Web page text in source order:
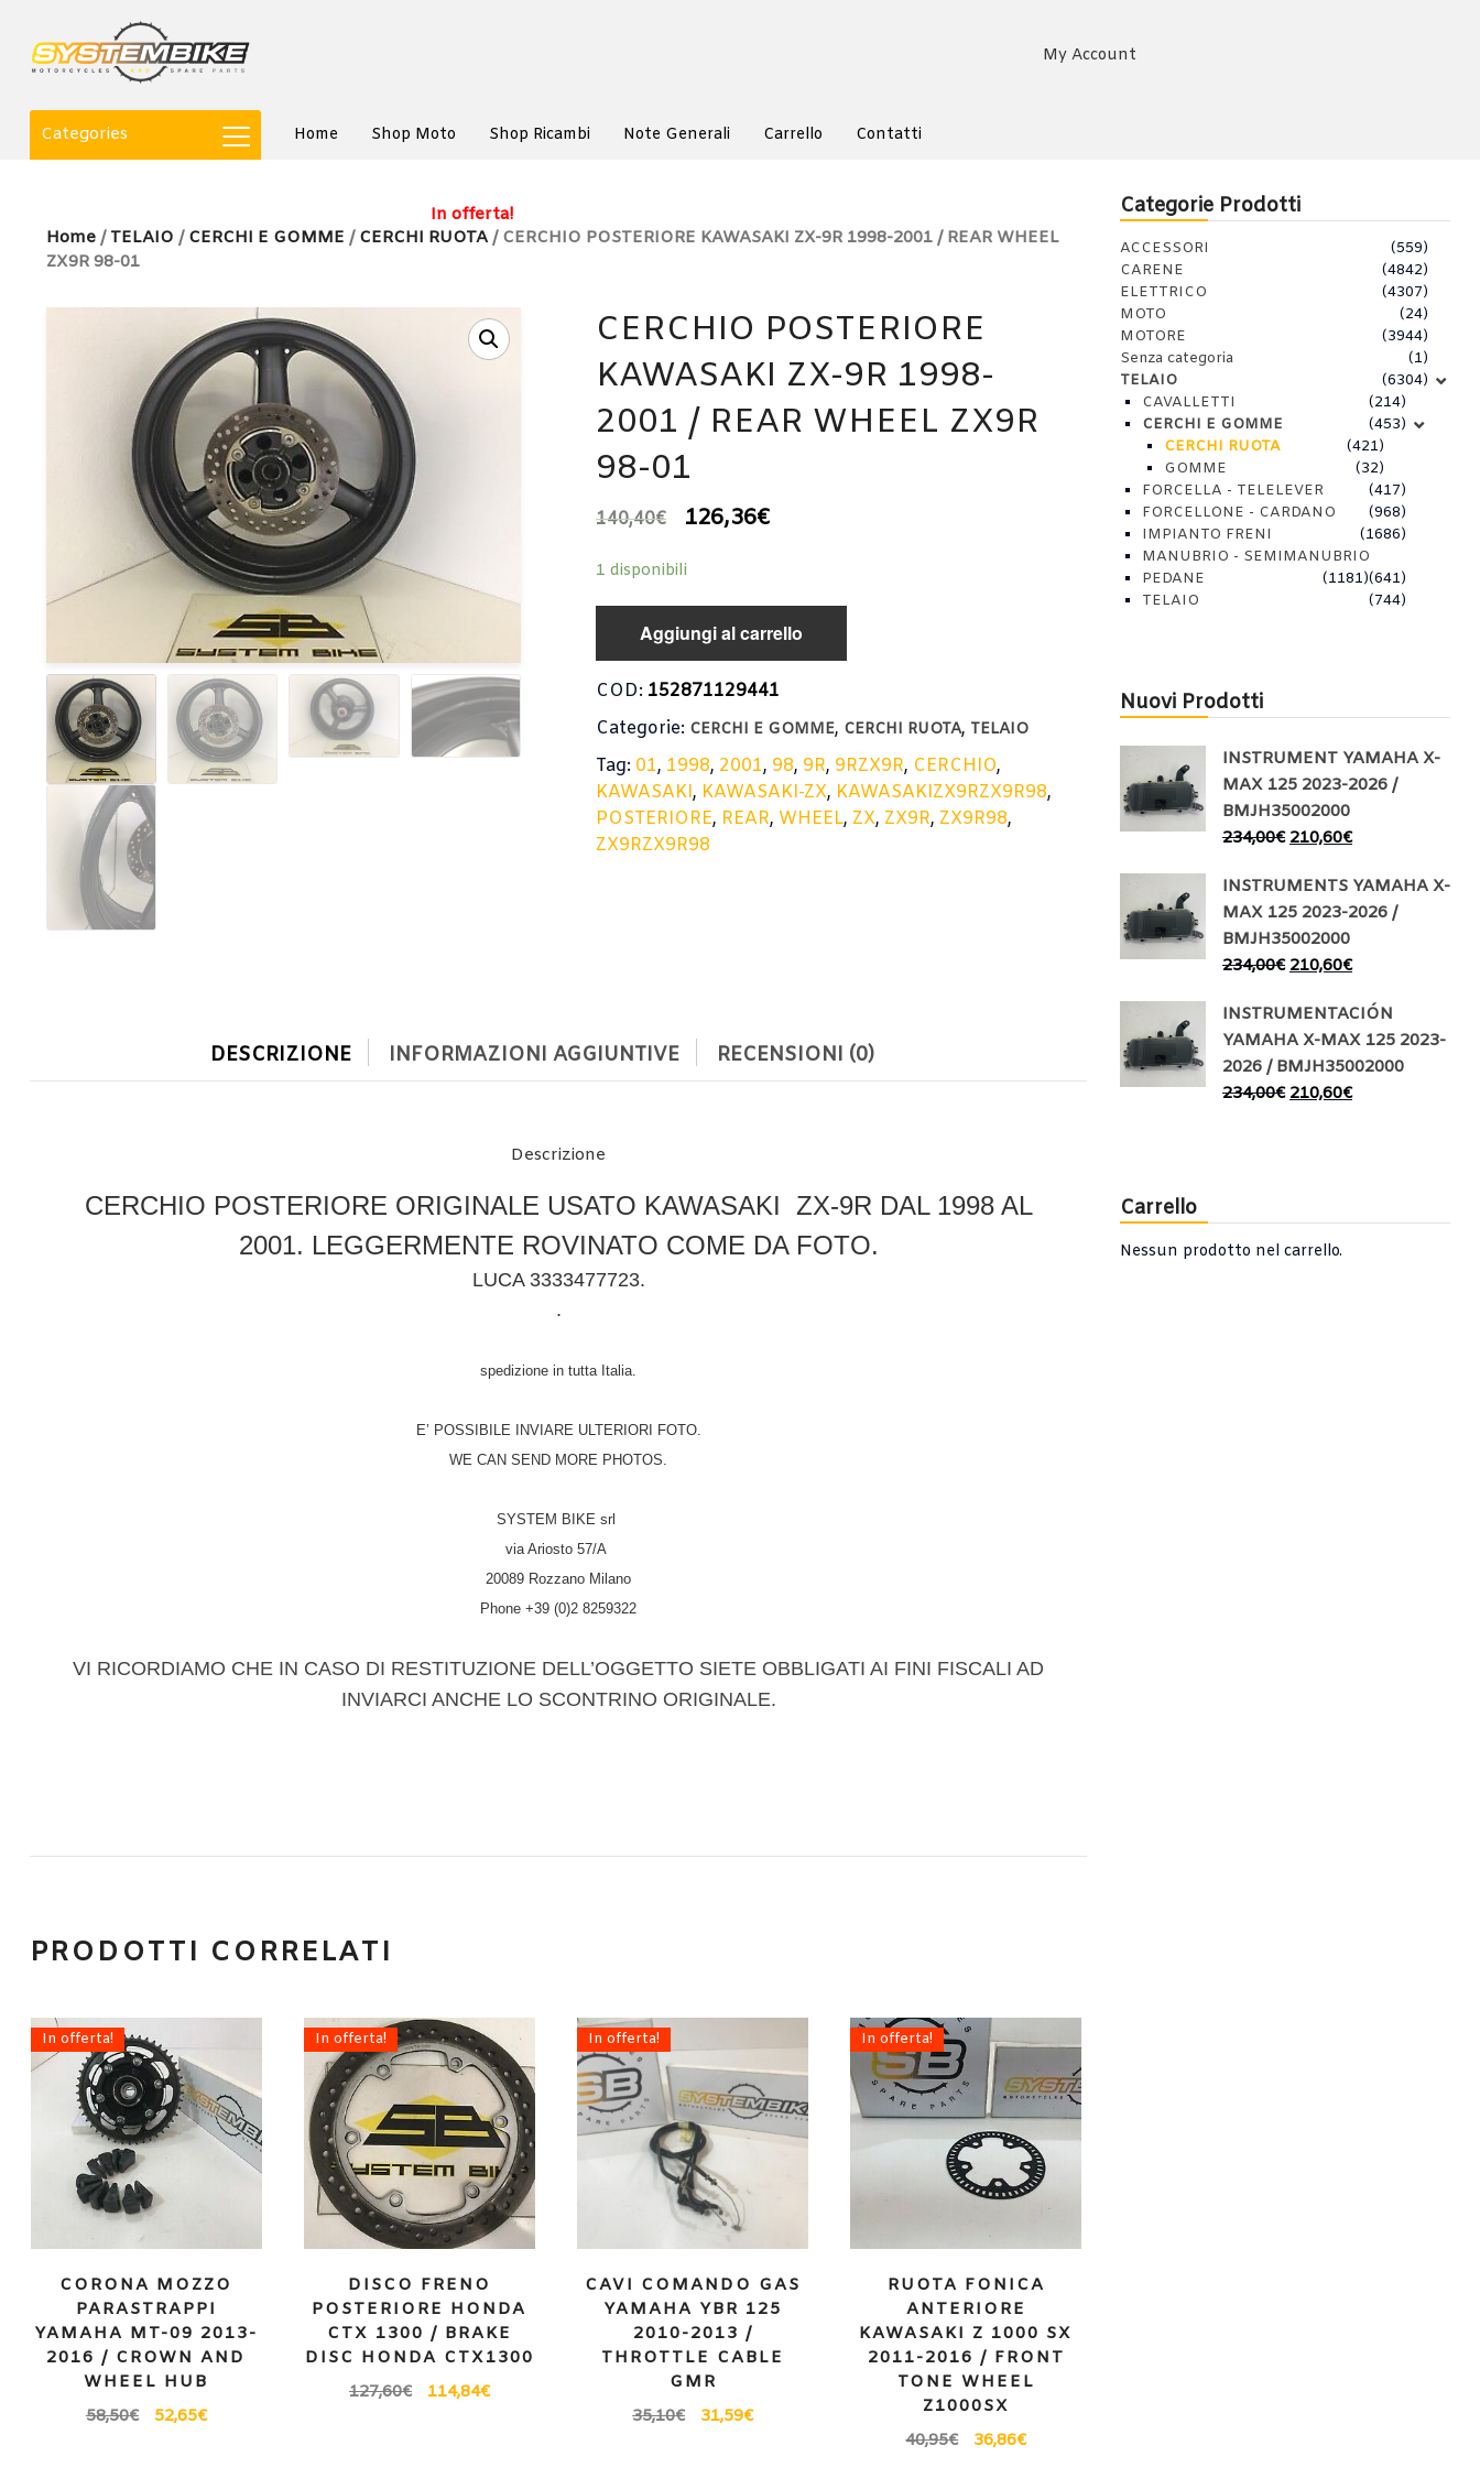
My Account
Categories Home Shop Moto Shop Ricambi Note Generali Carrello Contatti
Home / TELAIO / CERCHI E GOMME / CERCHI RUOTA / CERCHIO POSTERIORE KAWASAKI ZX-9R 1998-2001 / REAR WHEEL
ZX9R 98-01
In offerta!
CERCHIO POSTERIORE
KAWASAKI ZX-9R 1998-
2001 / REAR WHEEL ZX9R
98-01
140,40€ 126,36€
1 disponibili
Aggiungi al carrello
COD: 152871129441
Categorie: CERCHI E GOMME, CERCHI RUOTA, TELAIO
Tag: 01, 1998, 2001, 98, 9R, 9RZX9R, CERCHIO,
KAWASAKI, KAWASAKI-ZX, KAWASAKIZX9RZX9R98,
POSTERIORE, REAR, WHEEL, ZX, ZX9R, ZX9R98,
ZX9RZX9R98
DESCRIZIONE INFORMAZIONI AGGIUNTIVE RECENSIONI (0)
Descrizione
CERCHIO POSTERIORE ORIGINALE USATO KAWASAKI ZX-9R DAL 1998 AL
2001. LEGGERMENTE ROVINATO COME DA FOTO.
LUCA 3333477723.
.
spedizione in tutta Italia.
E’ POSSIBILE INVIARE ULTERIORI FOTO.
WE CAN SEND MORE PHOTOS.
SYSTEM BIKE srl
via Ariosto 57/A
20089 Rozzano Milano
Phone +39 (0)2 8259322
VI RICORDIAMO CHE IN CASO DI RESTITUZIONE DELL’OGGETTO SIETE OBBLIGATI AI FINI FISCALI AD
INVIARCI ANCHE LO SCONTRINO ORIGINALE.
PRODOTTI CORRELATI
In offerta!
CORONA MOZZO
PARASTRAPPI
YAMAHA MT-09 2013-
2016 / CROWN AND
WHEEL HUB
58,50€ 52,65€
In offerta!
DISCO FRENO
POSTERIORE HONDA
CTX 1300 / BRAKE
DISC HONDA CTX1300
127,60€ 114,84€
In offerta!
CAVI COMANDO GAS
YAMAHA YBR 125
2010-2013 /
THROTTLE CABLE
GMR
35,10€ 31,59€
In offerta!
RUOTA FONICA
ANTERIORE
KAWASAKI Z 1000 SX
2011-2016 / FRONT
TONE WHEEL
Z1000SX
40,95€ 36,86€
Categorie Prodotti
ACCESSORI
(559)
CARENE
(4842)
ELETTRICO
(4307)
MOTO
(24)
MOTORE
(3944)
Senza categoria
(1)
TELAIO
(6304)
CAVALLETTI
(214)
CERCHI E GOMME
(453)
CERCHI RUOTA
(421)
GOMME
(32)
FORCELLA - TELELEVER
(417)
FORCELLONE - CARDANO
(968)
IMPIANTO FRENI
(1686)
MANUBRIO - SEMIMANUBRIO
(641)
PEDANE
(1181)
TELAIO
(744)
Nuovi Prodotti
INSTRUMENT YAMAHA X-
MAX 125 2023-2026 /
BMJH35002000
234,00€ 210,60€
INSTRUMENTS YAMAHA X-
MAX 125 2023-2026 /
BMJH35002000
234,00€ 210,60€
INSTRUMENTACIÓN
YAMAHA X-MAX 125 2023-
2026 / BMJH35002000
234,00€ 210,60€
Carrello
Nessun prodotto nel carrello.